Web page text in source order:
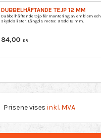
DUBBELHÄFTANDE TEJP 12 MM
Dubbelhäftande tejp för montering av emblem och
skyddslister. Längd 5 meter. Bredd 12 mm.
84,00 KR
Prisene vises inkl. MVA